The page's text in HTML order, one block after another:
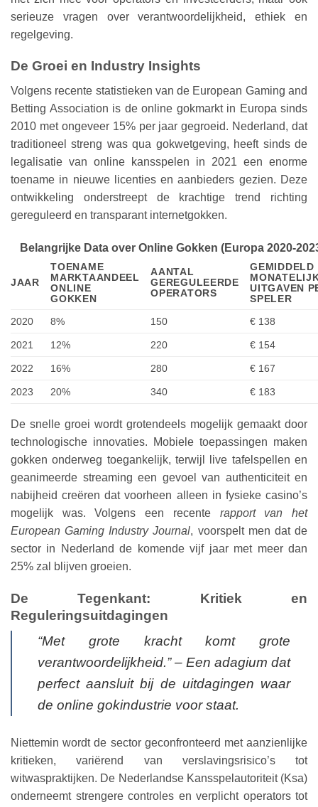
serieuze vragen over verantwoordelijkheid, ethiek en
regelgeving.
De Groei en Industry Insights
Volgens recente statistieken van de European Gaming and
Betting Association is de online gokmarkt in Europa sinds
2010 met ongeveer 15% per jaar gegroeid. Nederland, dat
traditioneel streng was qua gokwetgeving, heeft sinds de
legalisatie van online kansspelen in 2021 een enorme
toename in nieuwe licenties en aanbieders gezien. Deze
ontwikkeling onderstreept de krachtige trend richting
gereguleerd en transparant internetgokken.
Belangrijke Data over Online Gokken (Europa 2020-
JAAR
TOENAME
MARKTAANDEEL
ONLINE
GOKKEN
AANTAL
GEREGULEERDE
OPERATORS
GEMIDDELD
UITGAVEN
SPELER
2020
8% 150 € 138
2021 12% 220 € 154
2022 16% 280 € 167
2023 20% 340 € 183
De snelle groei wordt grotendeels mogelijk gemaakt door
technologische innovaties. Mobiele toepassingen maken
gokken onderweg toegankelijk, terwijl live tafelspellen en
geanimeerde streaming een gevoel van authenticiteit en
nabijheid creëren dat voorheen alleen in fysieke casino’s
mogelijk was. Volgens een recente rapport van het
European Gaming Industry Journal, voorspelt men dat de
sector in Nederland de komende vijf jaar met meer dan
25% zal blijven groeien.
De Tegenkant: Kritiek en
Reguleringsuitdagingen
“Met grote kracht komt grote
verantwoordelijkheid.” – Een adagium dat
perfect aansluit bij de uitdagingen waar
de online gokindustrie voor staat.
Niettemin wordt de sector geconfronteerd met aanzienlijke
kritieken, variërend van verslavingsrisico’s tot
witwaspraktijken. De Nederlandse Kansspelautoriteit (Ksa)
onderneemt strengere controles en verplicht operators tot